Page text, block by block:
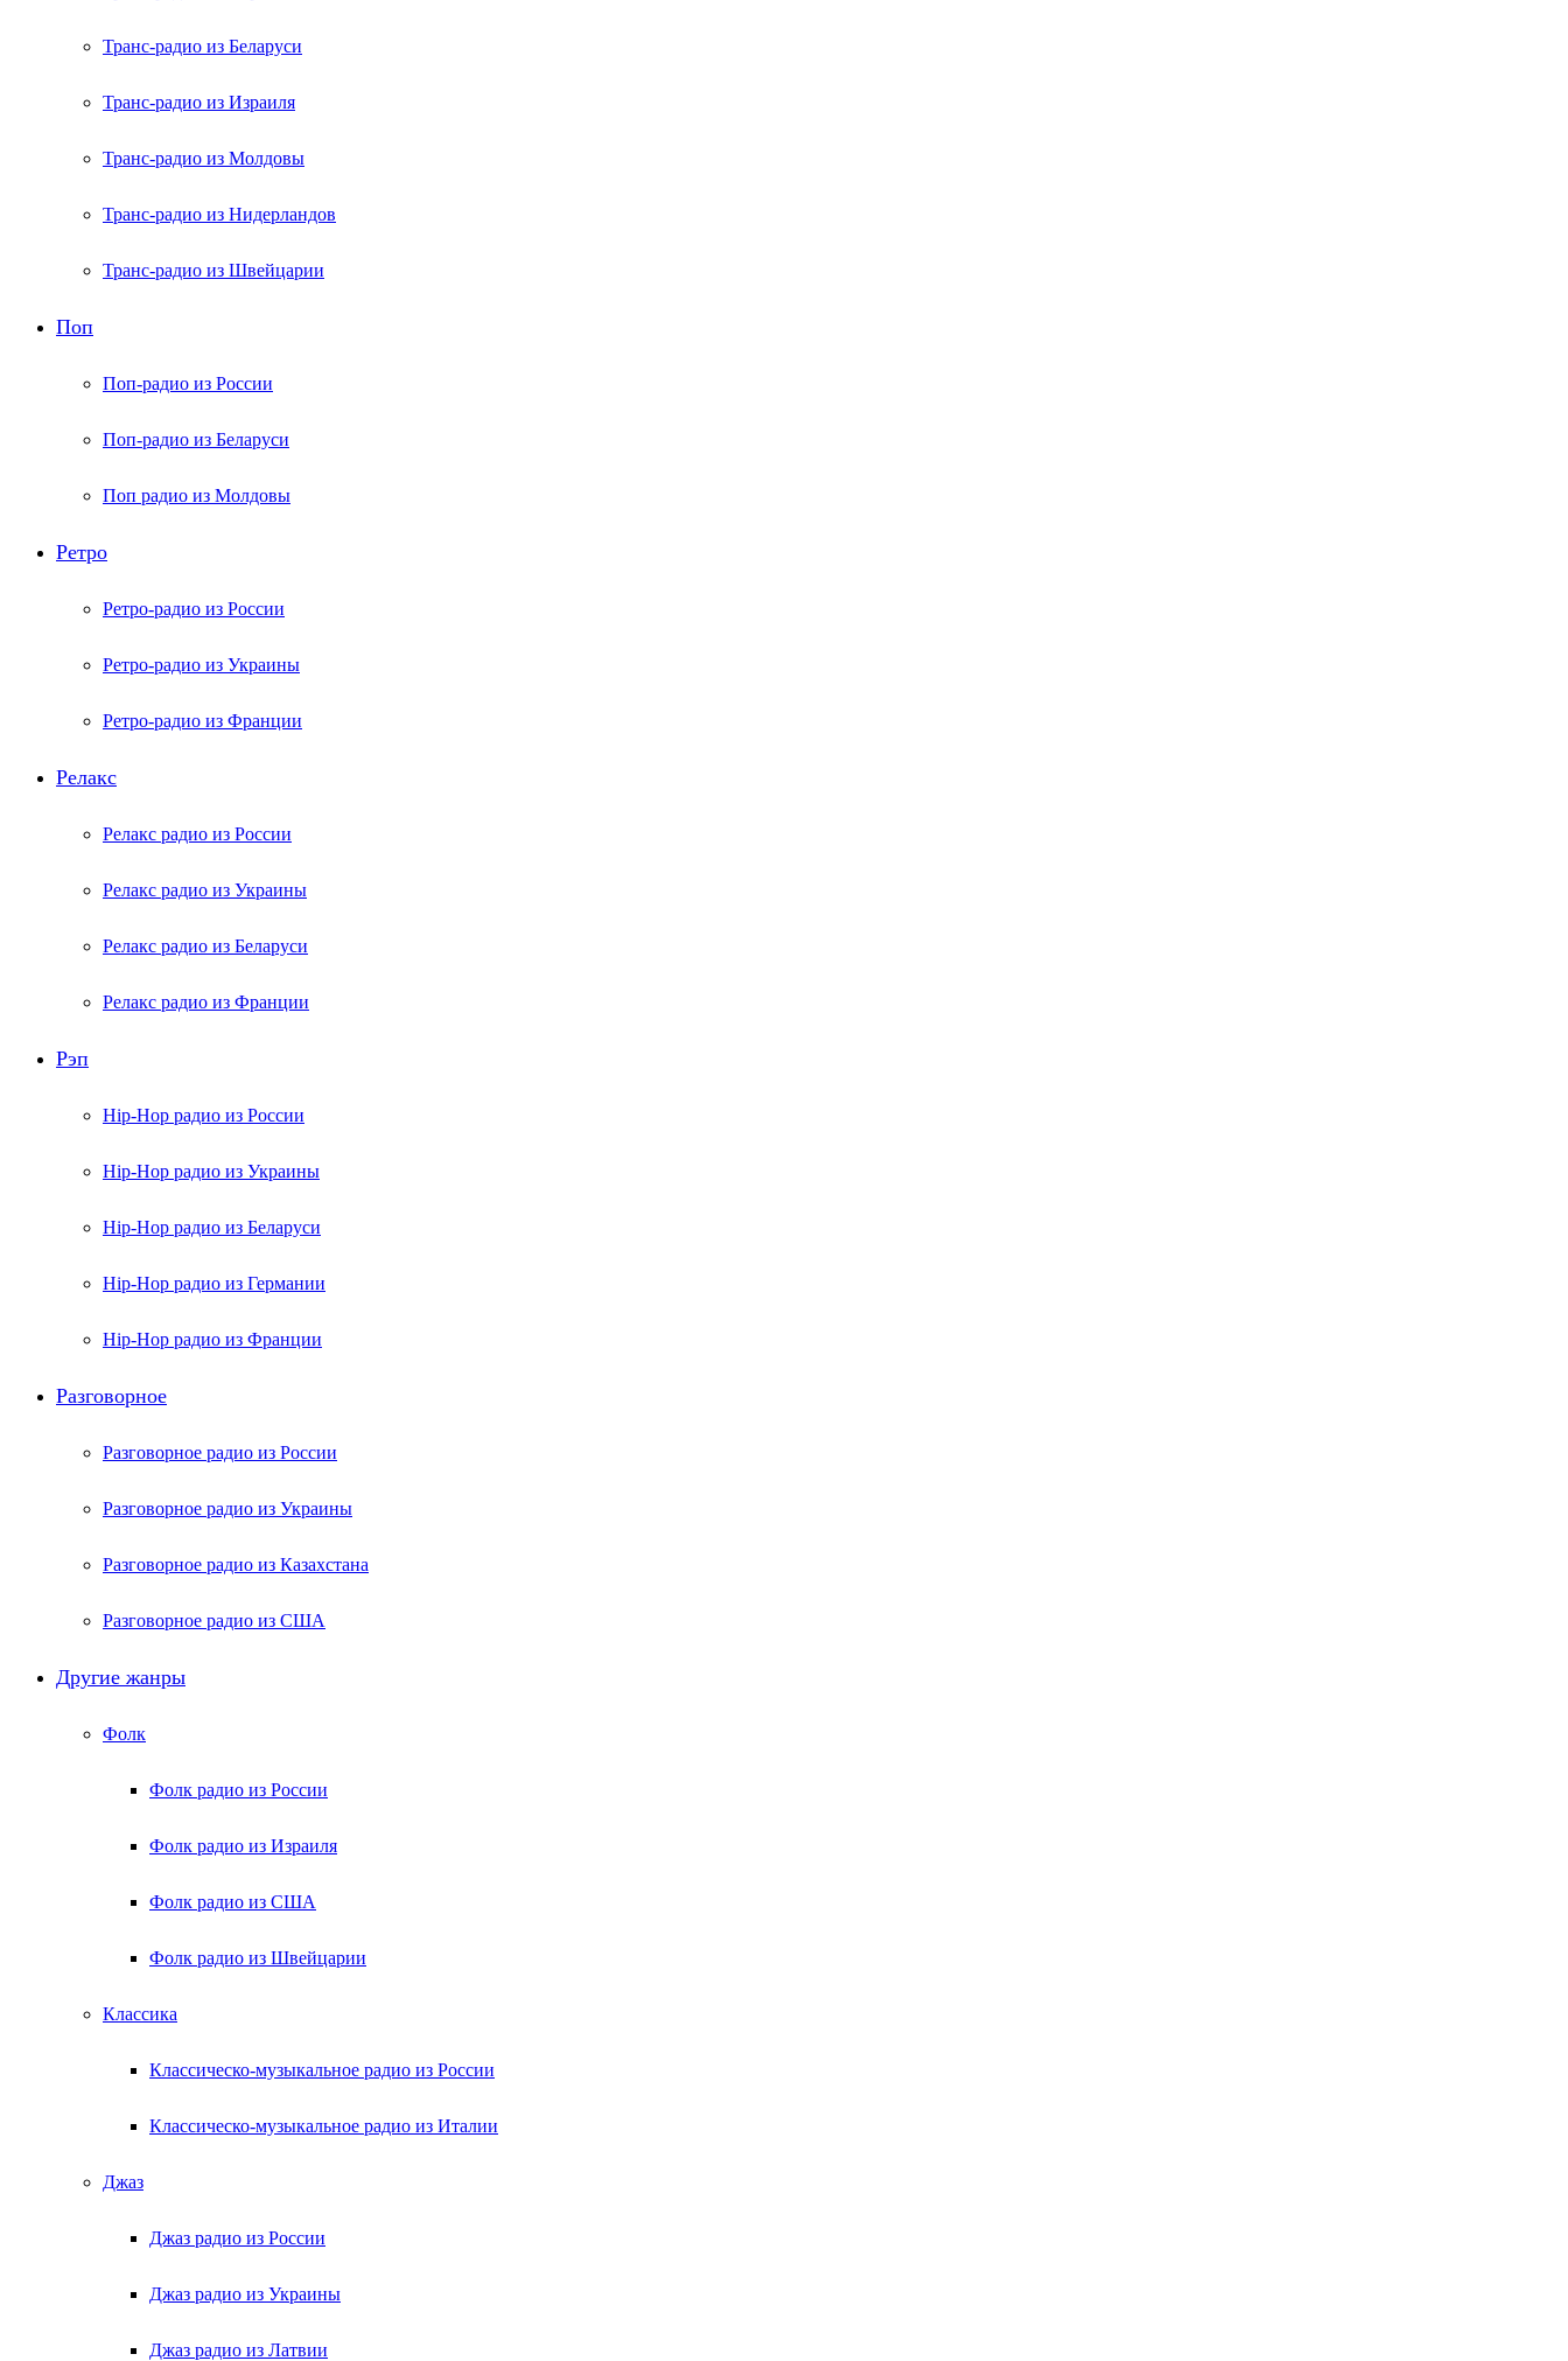
Транс-радио из Беларуси
Транс-радио из Израиля
Транс-радио из Молдовы
Транс-радио из Нидерландов
Транс-радио из Швейцарии
Поп
Поп-радио из России
Поп-радио из Беларуси
Поп радио из Молдовы
Ретро
Ретро-радио из России
Ретро-радио из Украины
Ретро-радио из Франции
Релакс
Релакс радио из России
Релакс радио из Украины
Релакс радио из Беларуси
Релакс радио из Франции
Рэп
Hip-Hop радио из России
Hip-Hop радио из Украины
Hip-Hop радио из Беларуси
Hip-Hop радио из Германии
Hip-Hop радио из Франции
Разговорное
Разговорное радио из России
Разговорное радио из Украины
Разговорное радио из Казахстана
Разговорное радио из США
Другие жанры
Фолк
Фолк радио из России
Фолк радио из Израиля
Фолк радио из США
Фолк радио из Швейцарии
Классика
Классическо-музыкальное радио из России
Классическо-музыкальное радио из Италии
Джаз
Джаз радио из России
Джаз радио из Украины
Джаз радио из Латвии